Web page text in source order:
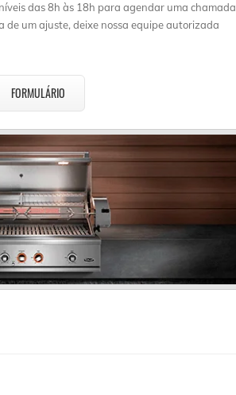
das 8h às 18h para agendar uma chamada
de um ajuste, deixe nossa equipe autorizada
FORMULÁRIO